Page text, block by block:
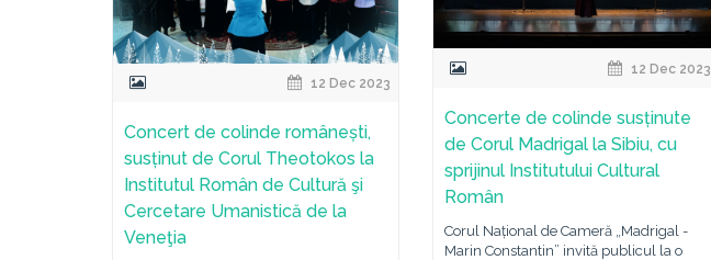
12 Dec 2023
Concerte de colinde susținute
de Corul Madrigal la Sibiu, cu
sprijinul Institutului Cultural
Român
Corul Național de Cameră „Madrigal -
Marin Constantin” invită publicul la o
12 Dec 2023
Concert de colinde românești,
susținut de Corul Theotokos la
Institutul Român de Cultură şi
Cercetare Umanistică de la
Veneţia